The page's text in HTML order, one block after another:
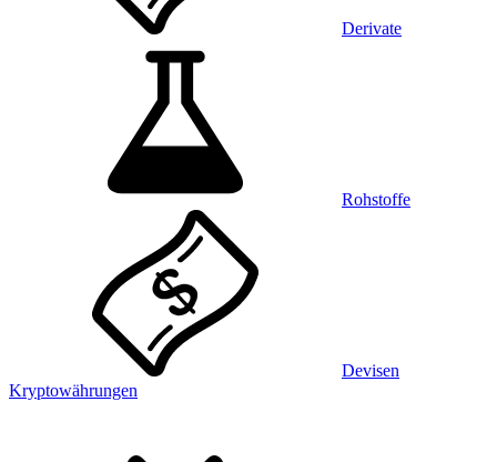
Derivate
Rohstoffe
Devisen
Kryptowährungen